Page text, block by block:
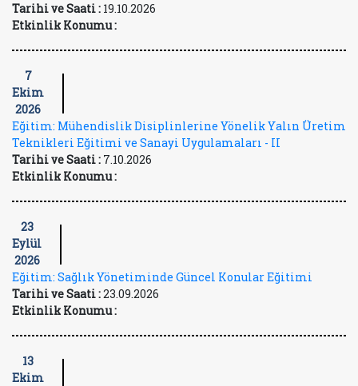
Tarihi ve Saati : 19.10.2026
Etkinlik Konumu :
7
Ekim
2026
Eğitim: Mühendislik Disiplinlerine Yönelik Yalın Üretim
Teknikleri Eğitimi ve Sanayi Uygulamaları - II
Tarihi ve Saati : 7.10.2026
Etkinlik Konumu :
23
Eylül
2026
Eğitim: Sağlık Yönetiminde Güncel Konular Eğitimi
Tarihi ve Saati :23.09.2026
Etkinlik Konumu :
13
Ekim